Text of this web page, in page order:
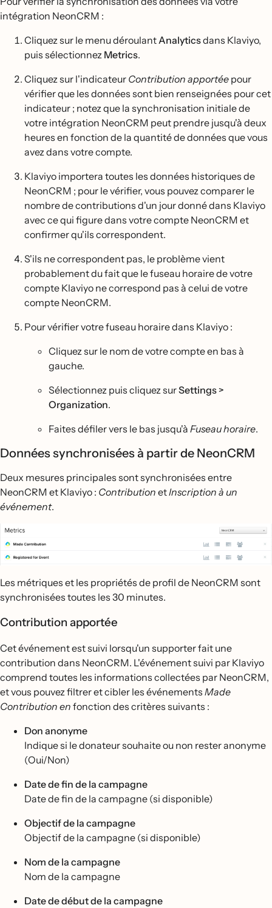
intégration NeonCRM :
Cliquez sur le menu déroulantAnalyticsdans Klaviyo,
puis sélectionnez Metrics.
Cliquez sur l'indicateur Contribution apportée pour
vérifier que les données sont bien renseignées pour cet
indicateur ; notez que la synchronisation initiale de
votre intégration NeonCRM peut prendre jusqu'à deux
heures en fonction de la quantité de données que vous
avez dans votre compte.
Klaviyo importera toutes les données historiques de
NeonCRM ; pour le vérifier, vous pouvez comparer le
nombre de contributions d'un jour donné dans Klaviyo
avec ce qui figure dans votre compte NeonCRM et
confirmer qu'ils correspondent.
S'ils ne correspondent pas, le problème vient
probablement du fait que le fuseau horaire de votre
compte Klaviyo ne correspond pas à celui de votre
compte NeonCRM.
Pour vérifier votre fuseau horaire dans Klaviyo :
Cliquez sur le nom de votre compte en bas à
gauche.
Sélectionnez puis cliquez surSettings >
Organization.
Faites défiler vers le bas jusqu'à Fuseau horaire.
Données synchronisées à partir de NeonCRM
Deux mesures principales sont synchronisées entre
NeonCRM et Klaviyo : Contribution etInscription à un
événement.
Les métriques et les propriétés de profil de NeonCRM sont
synchronisées toutes les 30 minutes.
Contribution apportée
Cet événement est suivi lorsqu'un supporter fait une
contribution dans NeonCRM. L'événement suivi par Klaviyo
comprend toutes les informations collectées par NeonCRM,
et vous pouvez filtrer et cibler les événements Made
Contribution en fonction des critères suivants :
Don anonyme
Indique si le donateur souhaite ou non rester anonyme
(Oui/Non)
Date de fin de la campagne
Date de fin de la campagne (si disponible)
Objectif de la campagne
Objectif de la campagne (si disponible)
Nom de la campagne
Nom de la campagne
Date de début de la campagne